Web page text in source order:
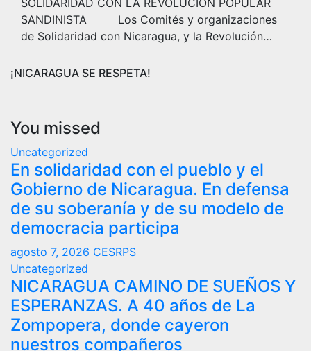
SANDINISTA Los Comités y organizaciones
de Solidaridad con Nicaragua, y la Revolución…
¡NICARAGUA SE RESPETA!
You missed
Uncategorized
En solidaridad con el pueblo y el
Gobierno de Nicaragua. En defensa
de su soberanía y de su modelo de
democracia participa
agosto 7, 2026 CESRPS
Uncategorized
NICARAGUA CAMINO DE SUEÑOS Y
ESPERANZAS. A 40 años de La
Zompopera, donde cayeron
nuestros compañeros